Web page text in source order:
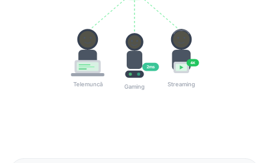
Telemuncă
2ms
Gaming
4K
Streaming